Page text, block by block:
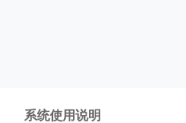
系统使用说明